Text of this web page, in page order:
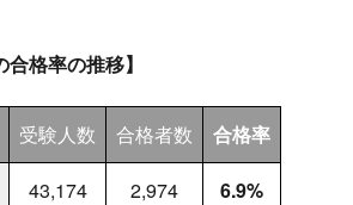
合格率の推移】
受験人数 合格者数 合格率
43,174 2,974 6.9%